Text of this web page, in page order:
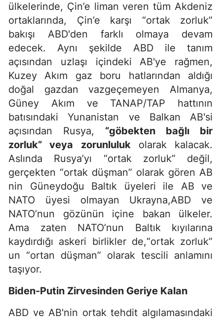
ülkelerinde, Çin’e liman veren tüm Akdeniz
ortaklarında, Çin’e karşı “ortak zorluk”
bakışı ABD'den farklı olmaya devam
edecek. Aynı şekilde ABD ile tanım
açısından uzlaşı içindeki AB'ye rağmen,
Kuzey Akım gaz boru hatlarından aldığı
doğal gazdan vazgeçemeyen Almanya,
Güney Akım ve TANAP/TAP hattının
batısındaki Yunanistan ve Balkan AB'si
açısından Rusya, “göbekten bağlı bir
zorluk” veya zorunlulukolarak kalacak.
Aslında Rusya’yı “ortak zorluk” değil,
gerçekten “ortak düşman” olarak gören AB
nin Güneydoğu Baltık üyeleri ile AB ve
NATO üyesi olmayan Ukrayna,ABD ve
NATO’nun gözünün içine bakan ülkeler.
Ama zaten NATO’nun Baltık kıyılarına
kaydırdığı askeri birlikler de,“ortak zorluk”
un “ortan düşman” olarak tescili anlamını
taşıyor.
Biden-Putin Zirvesinden Geriye Kalan
ABD ve AB'nin ortak tehdit algılamasındaki